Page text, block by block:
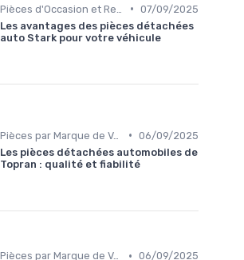
• 07/09/2025
Les avantages des pièces détachées
auto Stark pour votre véhicule
Pièces par Marque de Voiture • 06/09/2025
Les pièces détachées automobiles de
Topran : qualité et fiabilité
Pièces par Marque de Voiture • 06/09/2025